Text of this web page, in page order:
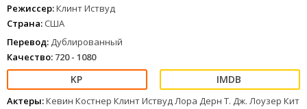
Режиссер:Клинт Иствуд
Страна: США
Перевод: Дублированный
Качество: 720 - 1080
Актеры:Кевин Костнер Клинт Иствуд Лора Дерн Т. Дж. Лоузер Кит